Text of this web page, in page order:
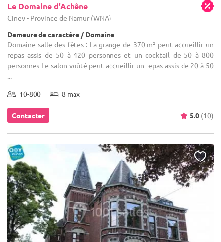
Le Domaine d'Achêne
Ciney - Province de Namur (WNA)
Demeure de caractère / Domaine
Domaine salle des fêtes : La grange de 370 m² peut accueillir un
repas assis de 50 à 420 personnes et un cocktail de 50 à 800
personnes Le salon voûté peut accueillir un repas assis de 20 à 50
...
10-800 8 max
Contacter 5.0 (10)